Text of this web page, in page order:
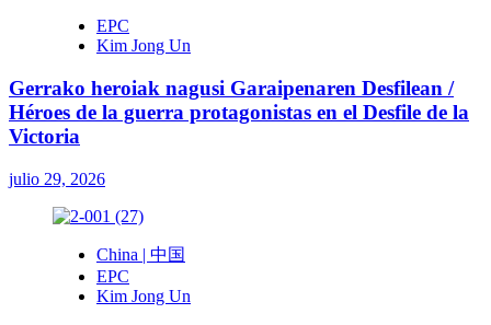
EPC
Kim Jong Un
Gerrako heroiak nagusi Garaipenaren Desfilean /
Héroes de la guerra protagonistas en el Desfile de la
Victoria
julio 29, 2026
China | 中国
EPC
Kim Jong Un